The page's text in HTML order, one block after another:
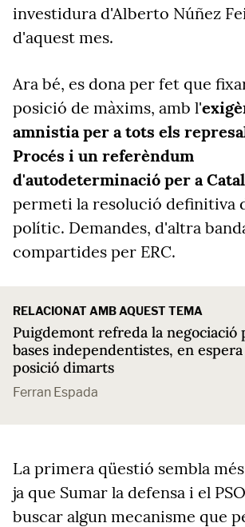
investidura d'Alberto Núñez
d'aquest mes.
Ara bé, es dona per fet que
posició de màxims, amb l'
amnistia per a tots els
Procés i un referèndum
d'autodeterminació per a
permeti la resolució definitiva
polític. Demandes, d'altra
compartides per ERC.
RELACIONAT AMB AQUEST TEMA
Puigdemont refreda la negociació
bases independentistes, en
posició dimarts
Ferran Espada
La primera qüestió sembla
ja que Sumar la defensa i el
buscar algun mecanisme que